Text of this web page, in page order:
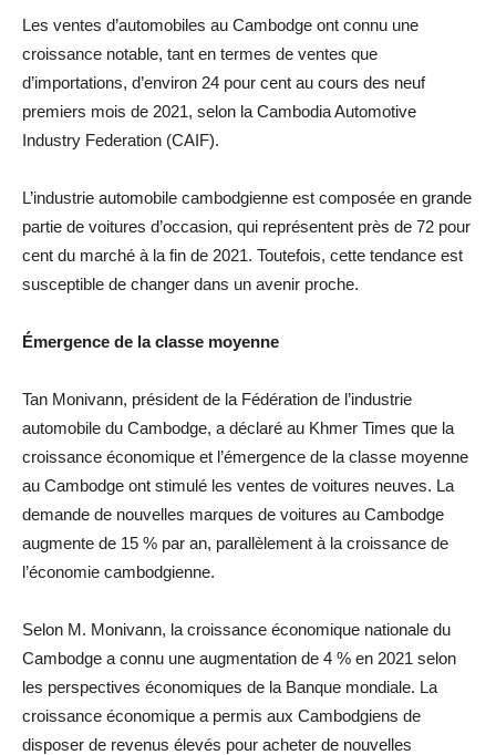
Les ventes d’automobiles au Cambodge ont connu une
croissance notable, tant en termes de ventes que
d’importations, d’environ 24 pour cent au cours des neuf
premiers mois de 2021, selon la Cambodia Automotive
Industry Federation (CAIF).
L’industrie automobile cambodgienne est composée en grande
partie de voitures d’occasion, qui représentent près de 72 pour
cent du marché à la fin de 2021. Toutefois, cette tendance est
susceptible de changer dans un avenir proche.
Émergence de la classe moyenne
Tan Monivann, président de la Fédération de l’industrie
automobile du Cambodge, a déclaré au Khmer Times que la
croissance économique et l’émergence de la classe moyenne
au Cambodge ont stimulé les ventes de voitures neuves. La
demande de nouvelles marques de voitures au Cambodge
augmente de 15 % par an, parallèlement à la croissance de
l’économie cambodgienne.
Selon M. Monivann, la croissance économique nationale du
Cambodge a connu une augmentation de 4 % en 2021 selon
les perspectives économiques de la Banque mondiale. La
croissance économique a permis aux Cambodgiens de
disposer de revenus élevés pour acheter de nouvelles